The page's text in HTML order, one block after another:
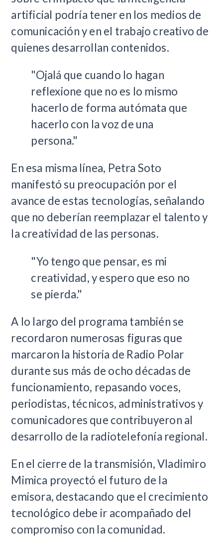
artificial podría tener en los medios de
comunicación y en el trabajo creativo de
quienes desarrollan contenidos.
"Ojalá que cuando lo hagan
reflexione que no es lo mismo
hacerlo de forma autómata que
hacerlo con la voz de una
persona."
En esa misma línea, Petra Soto
manifestó su preocupación por el
avance de estas tecnologías, señalando
que no deberían reemplazar el talento y
la creatividad de las personas.
"Yo tengo que pensar, es mi
creatividad, y espero que eso no
se pierda."
A lo largo del programa también se
recordaron numerosas figuras que
marcaron la historia de Radio Polar
durante sus más de ocho décadas de
funcionamiento, repasando voces,
periodistas, técnicos, administrativos y
comunicadores que contribuyeron al
desarrollo de la radiotelefonía regional.
En el cierre de la transmisión, Vladimiro
Mimica proyectó el futuro de la
emisora, destacando que el crecimiento
tecnológico debe ir acompañado del
compromiso con la comunidad.